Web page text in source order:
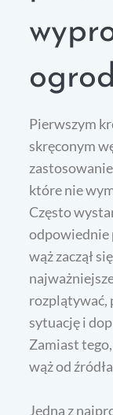
Pierwszym
skręconym
które nie
Często
odpowiednie
wąż zaczął
rozplątywać,
sytuację i
Zamiast
wąż od
Jedną z